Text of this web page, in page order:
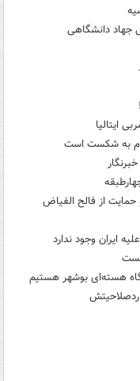
دانشگاهی
ایتالیا
به شکست است
از فالح الفیاض
ایران وجود ندارد
هسته‌ای بوشهر هستیم
ردصلاحیتش